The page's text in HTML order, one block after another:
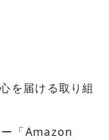
を届ける取り組
「Amazon